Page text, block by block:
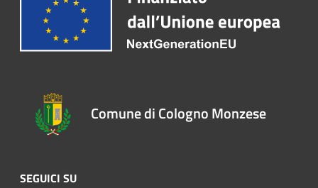
Comune di Cologno Monzese
SEGUICI SU